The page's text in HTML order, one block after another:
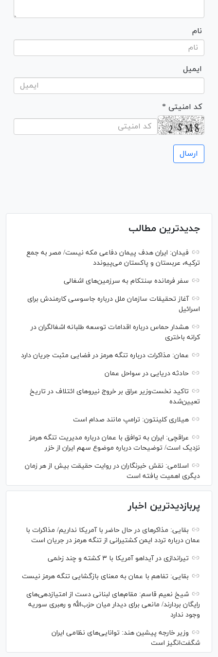
نام
ایمیل
* کد امنیتی
جدیدترین مطالب
فیدان: ایران هدف پیمان دفاعی مکه نیست/ مصر به جمع
ترکیه، عربستان و پاکستان می‌پیوندد
سفر فرمانده سِنتکام به سرزمین‌های اشغالی
آغاز تحقیقات سازمان ملل درباره جاسوسی کارمندش برای
اسرائیل
هشدار حماس درباره اقدامات توسعه طلبانه اشغالگران در
کرانه باختری
عمان: مذاکرات درباره تنگه هرمز در فضایی مثبت جریان دارد
حادثه دریایی در سواحل عمان
تاکید نخست‌وزیر عراق بر خروج نیروهای ائتلاف در تاریخ
تعیین‌شده
هیلاری کلینتون: ترامپ مانند صدام است
عراقچی: ایران به توافق با عمان درباره مدیریت تنگه هرمز
نزدیک است/ توضیحات درباره موضوع سهم ایران از خزر
اسلامی: نقش خبرنگاران در روایت حقیقت بیش از هر زمان
دیگری اهمیت یافته است
پربازدیدترین اخبار
بقایی: مذاکره‎ای در حال حاضر با آمریکا نداریم/ مذاکرات با
عمان درباره تردد ایمن کشتیرانی از تنگه هرمز در جریان است
تیراندازی در آیداهو آمریکا با ۳ کشته و چند زخمی
بقایی: تفاهم با عمان به معنای بازگشایی تنگه هرمز نیست
شیخ نعیم قاسم: مقام‌های لبنانی دست از امتیازدهی‌های
رایگان بردارند/ مانعی برای دیدار میان حزب‌الله و رهبری سوریه
وجود ندارد
وزیر خارجه پیشین هند: توانایی‌های نظامی ایران
شگفت‌انگیز است